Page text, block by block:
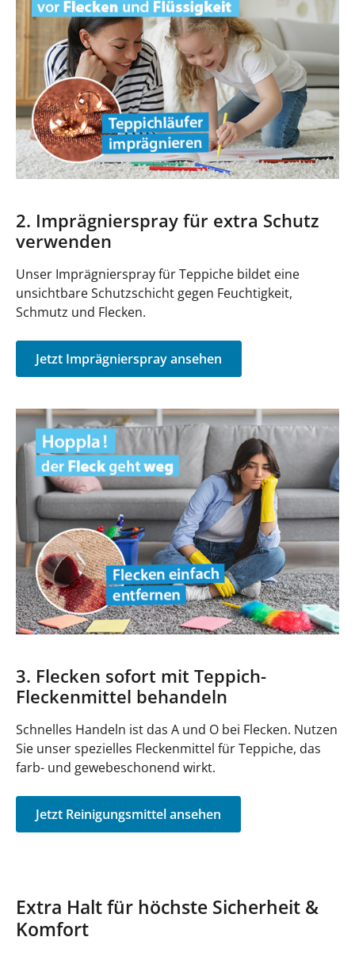
2. Imprägnierspray für extra Schutz
verwenden
Unser Imprägnierspray für Teppiche bildet eine
unsichtbare Schutzschicht gegen Feuchtigkeit,
Schmutz und Flecken.
Jetzt Imprägnierspray ansehen
3. Flecken sofort mit Teppich-
Fleckenmittel behandeln
Schnelles Handeln ist das A und O bei Flecken. Nutzen
Sie unser spezielles Fleckenmittel für Teppiche, das
farb- und gewebeschonend wirkt.
Jetzt Reinigungsmittel ansehen
Extra Halt für höchste Sicherheit &
Komfort